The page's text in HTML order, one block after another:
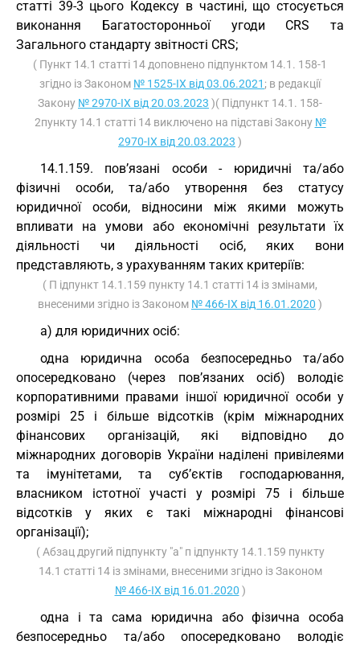
статті 39-3 цього Кодексу в частині, що стосується
виконання Багатосторонньої угоди CRS та
Загального стандарту звітності CRS;
( Пункт 14.1 статті 14 доповнено підпунктом 14.1. 158-1
згідно із Законом № 1525-IX від 03.06.2021 ; в редакції
Закону № 2970-IX від 20.03.2023 )( Підпункт 14.1. 158-
2пункту 14.1 статті 14 виключено на підставі Закону №
2970-IX від 20.03.2023 )
14.1.159. пов’язані особи - юридичні та/або
фізичні особи, та/або утворення без статусу
юридичної особи, відносини між якими можуть
впливати на умови або економічні результати їх
діяльності чи діяльності осіб, яких вони
представляють, з урахуванням таких критеріїв:
( П ідпункт 14.1.159 пункту 14.1 статті 14 із змінами,
внесеними згідно із Законом № 466-IX від 16.01.2020 )
а) для юридичних осіб:
одна юридична особа безпосередньо та/або
опосередковано (через пов’язаних осіб) володіє
корпоративними правами іншої юридичної особи у
розмірі 25 і більше відсотків (крім міжнародних
фінансових організацій, які відповідно до
міжнародних договорів України наділені привілеями
та імунітетами, та суб’єктів господарювання,
власником істотної участі у розмірі 75 і більше
відсотків у яких є такі міжнародні фінансові
організації);
( Абзац другий підпункту "а" п ідпункту 14.1.159 пункту
14.1 статті 14 із змінами, внесеними згідно із Законом
№ 466-IX від 16.01.2020 )
одна і та сама юридична або фізична особа
безпосередньо та/або опосередковано володіє